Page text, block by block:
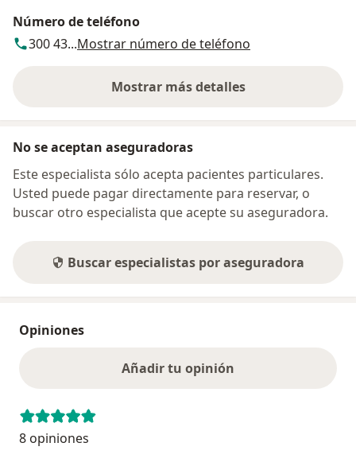
Número de teléfono
300 43...Mostrar número de teléfono
Mostrar más detalles
sobre la dirección
No se aceptan aseguradoras
Este especialista sólo acepta pacientes particulares.
Usted puede pagar directamente para reservar, o
buscar otro especialista que acepte su aseguradora.
Buscar especialistas por aseguradora
Opiniones
Añadir tu opinión
8 opiniones